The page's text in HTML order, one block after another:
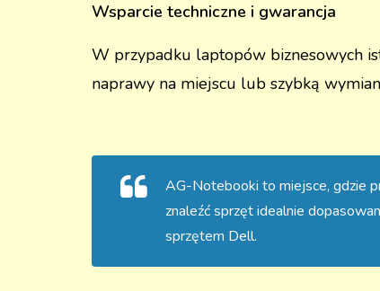
Wsparcie techniczne i gwarancja
W przypadku laptopów biznesowych
naprawy na miejscu lub szybką
AG-Notebooki to miejsce, gdzie
znaleźć sprzęt idealnie
sprzętem Dell.